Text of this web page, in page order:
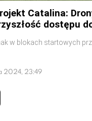
Catalina:
dostępu
w blokach startowych
2024, 23:49